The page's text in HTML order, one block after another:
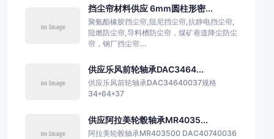
挡尘帘材料供应 6mm圆柱形密...
聚氨酯橡胶挡尘帘,阻尼挡尘帘,抗静电挡尘帘,
阻燃防尘帘,导料槽防尘帘，煤矿巷道降尘防尘
帘，钢厂挡尘帘...
供应乐风前轮轴承DAC3464...
供应乐风前轮轴承DAC34640037规格
34*64*37
供应阿拉美轮毂轴承MR4035...
阿拉美轮毂轴承MR403500 DAC40740036